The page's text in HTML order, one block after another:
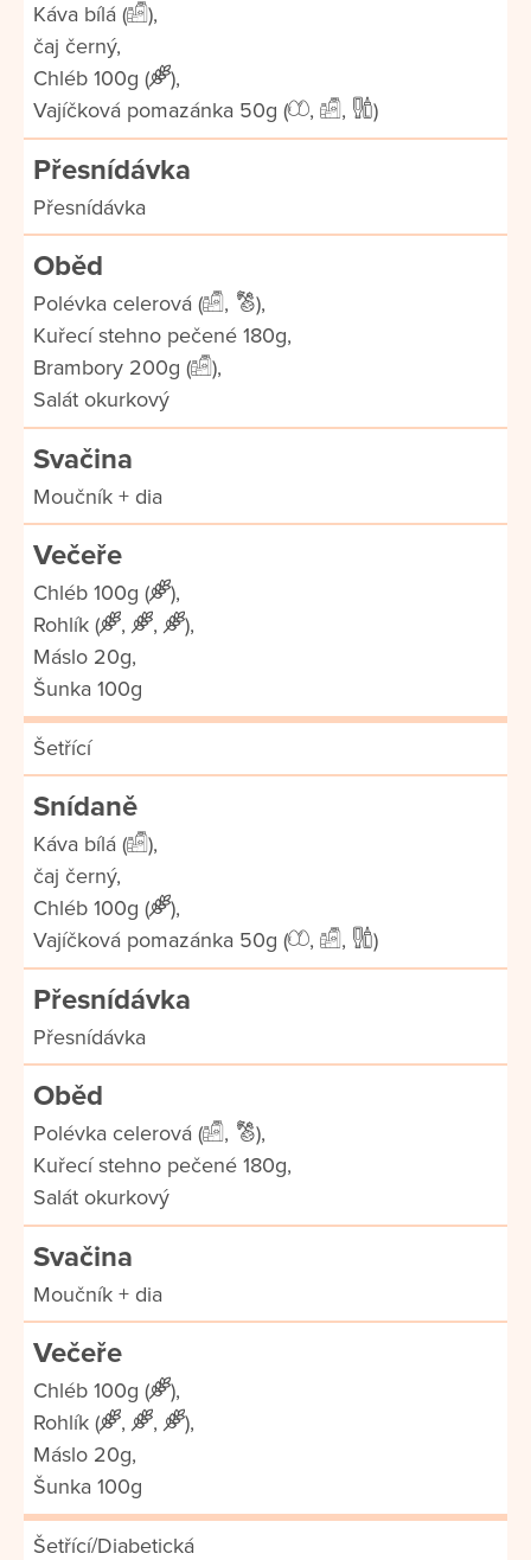
Káva bílá (
),
čaj černý,
Chléb 100g (
),
Vajíčková pomazánka 50g (
, , )
Přesnídávka
Přesnídávka
Oběd
Polévka celerová ( ,
),
Kuřecí stehno pečené 180g,
Brambory 200g (
),
Salát okurkový
Svačina
Moučník + dia
Večeře
Chléb 100g (
),
Rohlík (
, ,
),
Máslo 20g,
Šunka 100g
Šetřící
Snídaně
Káva bílá (
),
čaj černý,
Chléb 100g (
),
Vajíčková pomazánka 50g (
, , )
Přesnídávka
Přesnídávka
Oběd
Polévka celerová ( ,
),
Kuřecí stehno pečené 180g,
Salát okurkový
Svačina
Moučník + dia
Večeře
Chléb 100g (
),
Rohlík (
, ,
),
Máslo 20g,
Šunka 100g
Šetřící/Diabetická